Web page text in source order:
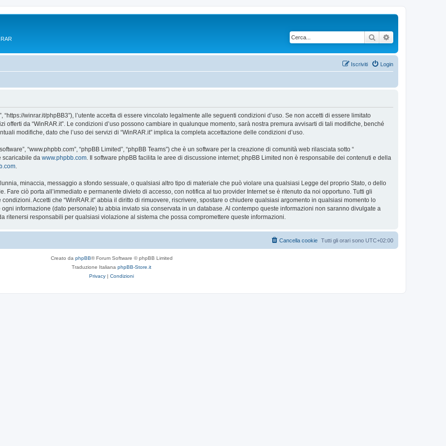
Cerca
Login
Iscriviti
“https://winrar.it/phpBB3”), l’utente accetta di essere vincolato legalmente alle seguenti condizioni d’uso. Se non accetti di essere limitato
offerti da “WinRAR.it”. Le condizioni d’uso possono cambiare in qualunque momento, sarà nostra premura avvisarti di tali modifiche, benché
modifiche, dato che l’uso dei servizi di “WinRAR.it” implica la completa accettazione delle condizioni d’uso.
“www.phpbb.com”, “phpBB Limited”, “phpBB Teams”) che è un software per la creazione di comunità web rilasciata sotto “
scaricabile da www.phpbb.com . Il software phpBB facilita le aree di discussione internet; phpBB Limited non è responsabile dei contenuti e della
minaccia, messaggio a sfondo sessuale, o qualsiasi altro tipo di materiale che può violare una qualsiasi Legge del proprio Stato, o dello
Fare ciò porta all’immediato e permanente divieto di accesso, con notifica al tuo provider Internet se è ritenuto da noi opportuno. Tutti gli
Accetti che “WinRAR.it” abbia il diritto di rimuovere, riscrivere, spostare o chiudere qualsiasi argomento in qualsiasi momento lo
informazione (dato personale) tu abbia inviato sia conservata in un database. Al contempo queste informazioni non saranno divulgate a
ritenersi responsabili per qualsiasi violazione al sistema che possa compromettere queste informazioni.
Tutti gli orari sono UTC+02:00
Cancella cookie
Creato da phpBB® Forum Software © phpBB Limited
Traduzione Italiana phpBB-Store.it
Privacy | Condizioni